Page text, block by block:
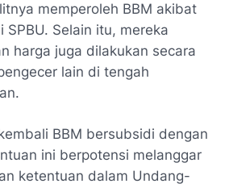
memperoleh BBM akibat
SPBU. Selain itu, mereka
harga juga dilakukan secara
lain di tengah
BBM bersubsidi dengan
ini berpotensi melanggar
ketentuan dalam Undang-